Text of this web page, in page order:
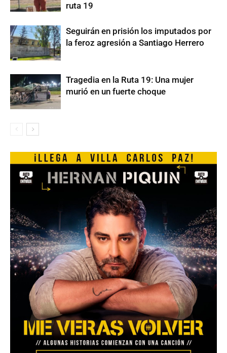
ruta 19
Seguirán en prisión los imputados por
la feroz agresión a Santiago Herrero
Tragedia en la Ruta 19: Una mujer
murió en un fuerte choque